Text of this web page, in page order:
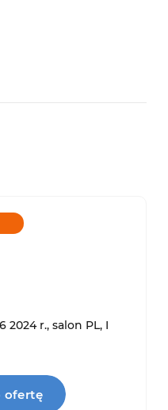
2024 r., salon PL, I
ofertę